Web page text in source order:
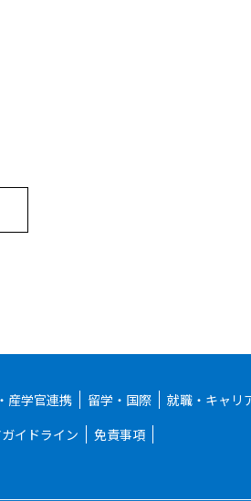
産学官連携 留学・国際 就職・キャリ
イドライン 免責事項